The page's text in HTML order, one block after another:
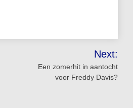
Next:
Een zomerhit in aantocht
voor Freddy Davis?